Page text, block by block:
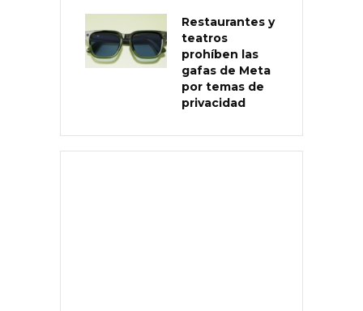
Restaurantes y
teatros
prohíben las
gafas de Meta
por temas de
privacidad